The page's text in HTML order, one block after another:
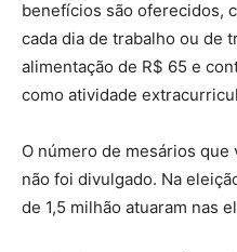
benefícios são oferecidos,
cada dia de trabalho ou de
alimentação de R$ 65 e
como atividade
O número de mesários
não foi divulgado. Na
de 1,5 milhão atuaram nas